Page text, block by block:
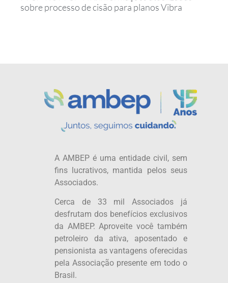
sobre processo de cisão para planos Vibra
A AMBEP é uma entidade civil, sem
fins lucrativos, mantida pelos seus
Associados.
Cerca de 33 mil Associados já
desfrutam dos benefícios exclusivos
da AMBEP. Aproveite você também
petroleiro da ativa, aposentado e
pensionista as vantagens oferecidas
pela Associação presente em todo o
Brasil.